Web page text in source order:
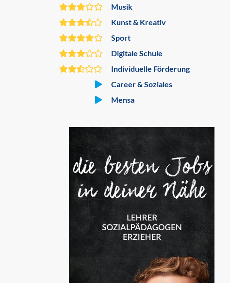
Musik
Kunst & Kreativ
Sport
Digitale Schule
Individuelle Förderung
Career & Soziales
Mensa